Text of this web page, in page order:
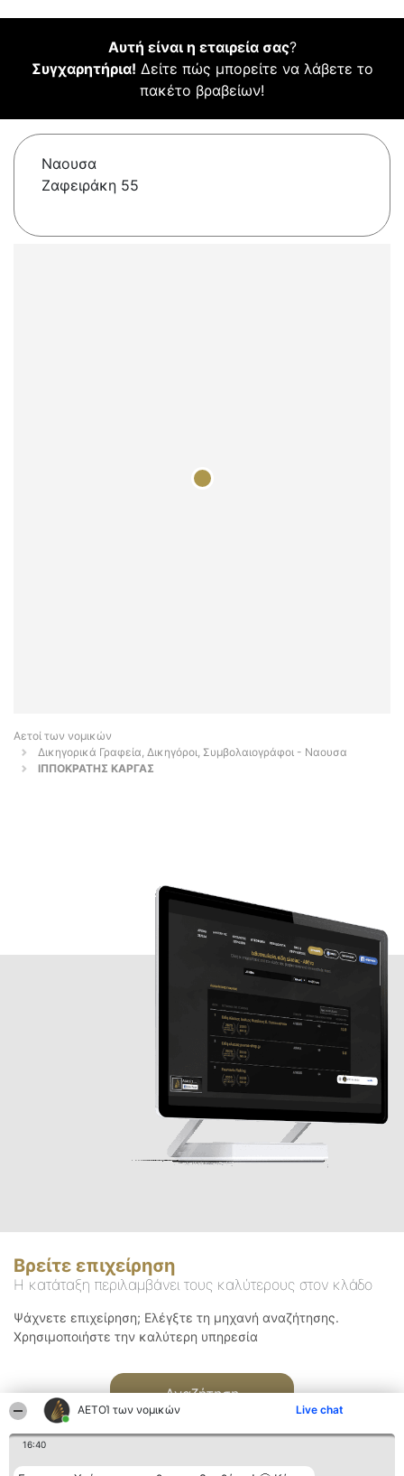
ΑΕΤΟΊ των νομικών Live chat
16:40
Αυτή είναι η εταιρεία σας?
Συγχαρητήρια! Δείτε πώς μπορείτε να λάβετε το
πακέτο βραβείων!
Ναουσα
Ζαφειράκη 55
Αετοί των νομικών
Δικηγορικά Γραφεία, Δικηγόροι, Συμβολαιογράφοι - Ναουσα
ΙΠΠΟΚΡΑΤΗΣ ΚΑΡΓΑΣ
Βρείτε επιχείρηση
Η κατάταξη περιλαμβάνει τους καλύτερους στον κλάδο
Ψάχνετε επιχείρηση; Ελέγξτε τη μηχανή αναζήτησης.
Χρησιμοποιήστε την καλύτερη υπηρεσία
Αναζήτηση